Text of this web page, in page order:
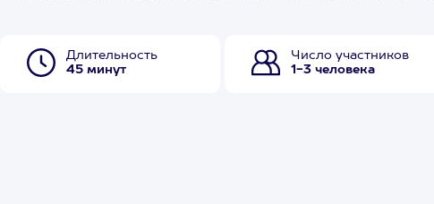
Длительность
45 минут
Число участников
1-3 человека